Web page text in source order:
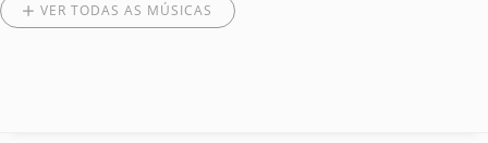
VER TODAS AS MÚSICAS